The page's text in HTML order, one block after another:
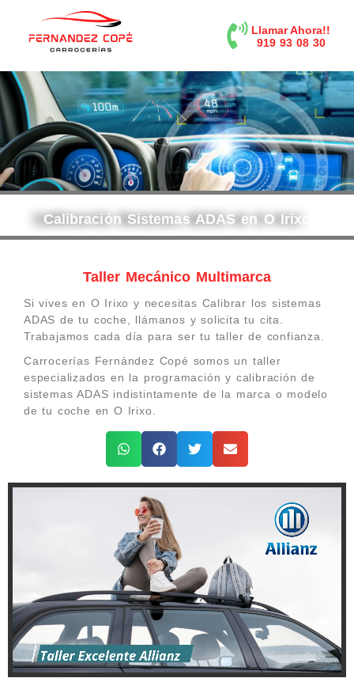
Llamar Ahora!!
919 93 08 30
Calibración Sistemas ADAS en O Irixo
Taller Mecánico Multimarca
Si vives en O Irixo y necesitas Calibrar los sistemas
ADAS de tu coche, llámanos y solicita tu cita.
Trabajamos cada día para ser tu taller de confianza.
Carrocerías Fernández Copé somos un taller
especializados en la programación y calibración de
sistemas ADAS indistintamente de la marca o modelo
de tu coche en O Irixo.